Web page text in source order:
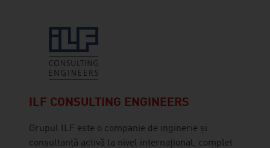
ILF CONSULTING ENGINEERS
Grupul ILF este o companie de inginerie și
consultanță activă la nivel internațional, complet